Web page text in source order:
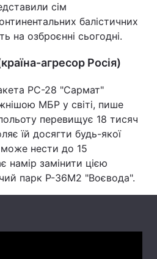
Інциденти
Туризм
Погода
Регіони
Статті
сім
балістичних
на озброєнні сьогодні.
агресор Росія)
РС-28 "Сармат"
МБР у світі, пише
перевищує 18 тисяч
їй досягти будь-якої
нести до 15
намір замінити цією
парк Р-36М2 "Воєвода".